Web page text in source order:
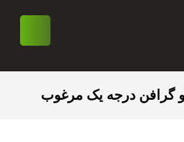
گرافن درجه یک مرغوب